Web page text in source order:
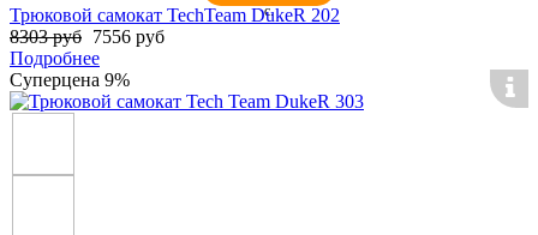
с.
Трюковой самокат TechTeam DukeR 202
8303 руб 7556 руб
Подробнее
Суперцена 9%